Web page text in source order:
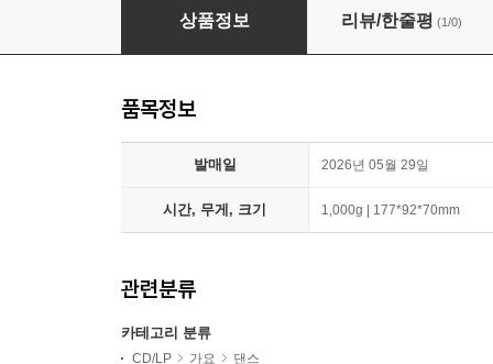
에스파 (aespa) - 2집 : LEMONADE [CAN
상품정보 리뷰/한줄평 (1/0)
품목정보
발매일 2026년 05월 29일
시간, 무게, 크기 1,000g | 177*92*70mm
관련분류
카테고리 분류
CD/LP 가요
댄스